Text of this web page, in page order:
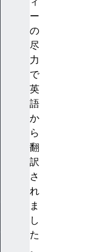
ー
の
尽
力
で
英
語
か
ら
翻
訳
さ
れ
ま
し
た
。